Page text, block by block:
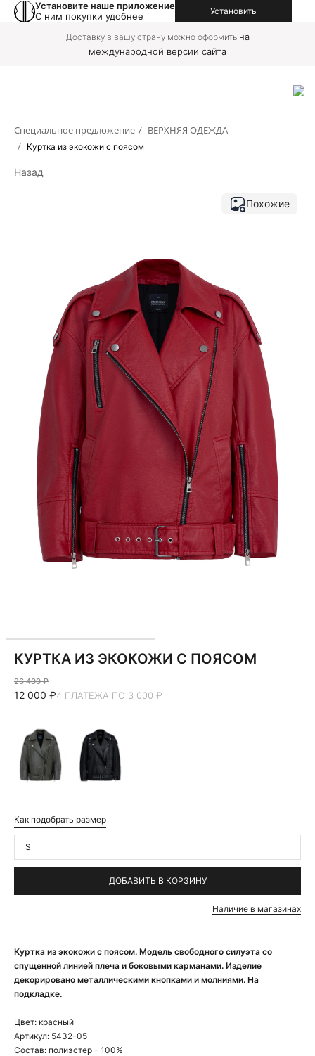
Установите наше приложение
С ним покупки удобнее
Установить
Доставку в вашу страну можно оформить на
международной версии сайта
Специальное предложение / ВЕРХНЯЯ ОДЕЖДА
/ Куртка из экокожи с поясом
Назад
Куртка из экокожи с поясом. Модель свободного силуэта со
спущенной линией плеча и боковыми карманами. Изделие
декорировано металлическими кнопками и молниями. На
подкладке.
Цвет: красный
Артикул: 5432-05
Состав: полиэстер - 100%
Похожие
КУРТКА ИЗ ЭКОКОЖИ С ПОЯСОМ
26 400 ₽
12 000 ₽4 ПЛАТЕЖА ПО 3 000 ₽
Как подобрать размер
S
ДОБАВИТЬ В КОРЗИНУ
Наличие в магазинах